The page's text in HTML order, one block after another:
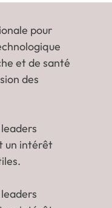
pour
et de santé
des
un intérêt